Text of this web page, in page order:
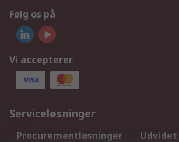
Følg os på
Vi accepterer
Serviceløsninger
Procurementløsninger